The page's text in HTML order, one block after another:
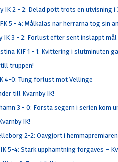
IK 2 - 2: Delad pott trots en utvisning i
5 - 4: Målkalas när herrarna tog sin
IK 3 - 2: Förlust efter sent insläppt mål
KIF 1 - 1: Kvittering i slutminuten
truppen!
4-0: Tung förlust mot Vellinge
till Kvarnby IK!
3 - 0: Första segern i serien kom
IK!
2-2: Oavgjort i hemmapremiären
5-4: Stark upphämtning förgäves –